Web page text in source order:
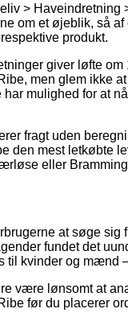
>
om et øjeblik, så
produkt.
giver løfte
men glem ikke
mulighed for at
fragt uden
den mest letkøbte
eller
at søge
fundet det
til kvinder og mænd
være lønsomt at
før du placerer